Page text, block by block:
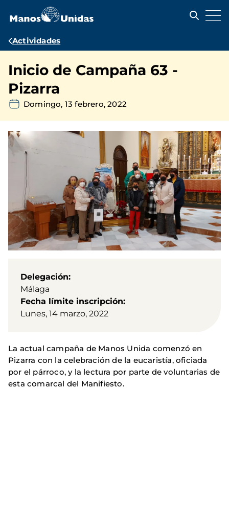
contenido
Ruta
navegación
Actividades
Inicio de Campaña 63 -
Pizarra
Domingo, 13 febrero, 2022
Delegación
Málaga
Fecha límite inscripción
Lunes, 14 marzo, 2022
La actual campaña de Manos Unida comenzó en
Pizarra con la celebración de la eucaristía, oficiada
por el párroco, y la lectura por parte de voluntarias de
esta comarcal del Manifiesto.